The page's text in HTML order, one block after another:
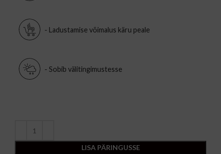
- Ladustamise võimalus käru peale
- Sobib välitingimustesse
LISA PÄRINGUSSE